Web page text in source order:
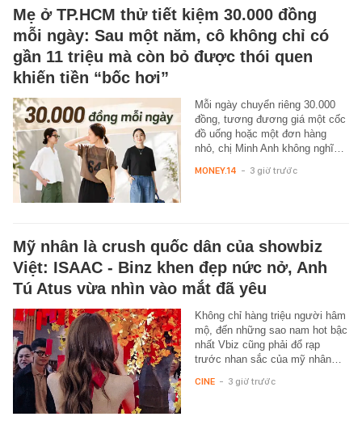
Mẹ ở TP.HCM thử tiết kiệm 30.000 đồng
mỗi ngày: Sau một năm, cô không chỉ có
gần 11 triệu mà còn bỏ được thói quen
khiến tiền “bốc hơi”
Mỗi ngày chuyển riêng 30.000
đồng, tương đương giá một cốc
đồ uống hoặc một đơn hàng
nhỏ, chị Minh Anh không nghĩ…
MONEY.14 - 3 giờ trước
Mỹ nhân là crush quốc dân của showbiz
Việt: ISAAC - Binz khen đẹp nức nở, Anh
Tú Atus vừa nhìn vào mắt đã yêu
Không chỉ hàng triệu người hâm
mộ, đến những sao nam hot bậc
nhất Vbiz cũng phải đổ rạp
trước nhan sắc của mỹ nhân…
CINE - 3 giờ trước